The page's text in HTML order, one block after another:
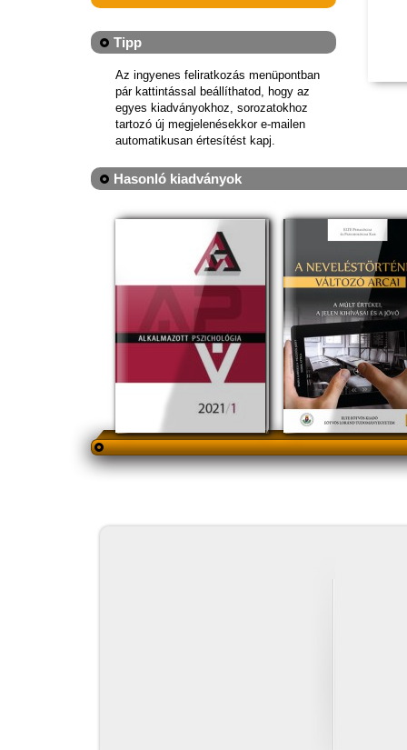
Tipp
Az ingyenes feliratkozás menüpontban
pár kattintással beállíthatod, hogy az
egyes kiadványokhoz, sorozatokhoz
tartozó új megjelenésekkor e-mailen
automatikusan értesítést kapj.
Hasonló kiadványok